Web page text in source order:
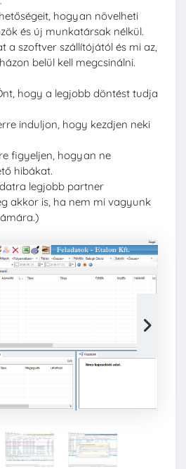
hogyan növelheti
és új munkatársak nélkül.
a szoftver szállítójától és mi az,
belül kell megcsinálni.
hogy a legjobb döntést tudja
induljon, hogy kezdjen neki
figyeljen, hogyan ne
hibákat.
legjobb partner
akkor is, ha nem mi vagyunk